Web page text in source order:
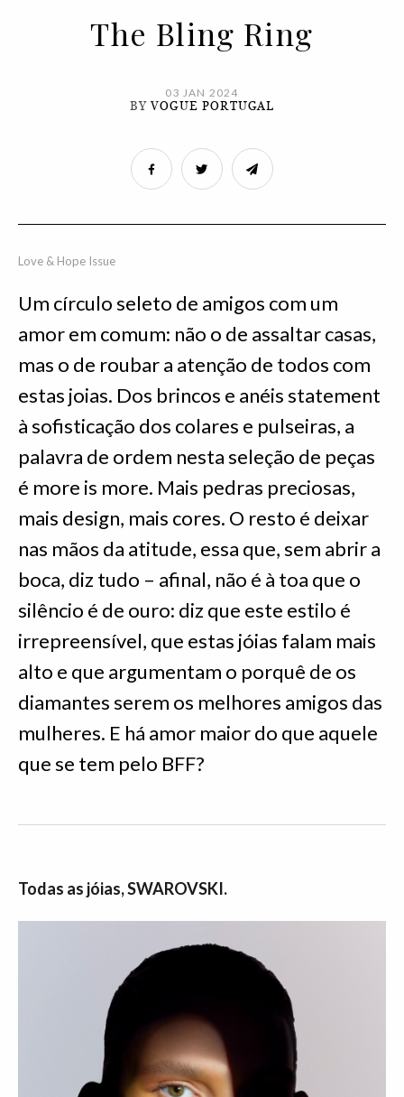
The Bling Ring
03 JAN 2024
BYVOGUE PORTUGAL
Love & Hope Issue
Um círculo seleto de amigos com um
amor em comum: não o de assaltar casas,
mas o de roubar a atenção de todos com
estas joias. Dos brincos e anéis statement
à sofisticação dos colares e pulseiras, a
palavra de ordem nesta seleção de peças
é more is more. Mais pedras preciosas,
mais design, mais cores. O resto é deixar
nas mãos da atitude, essa que, sem abrir a
boca, diz tudo – afinal, não é à toa que o
silêncio é de ouro: diz que este estilo é
irrepreensível, que estas jóias falam mais
alto e que argumentam o porquê de os
diamantes serem os melhores amigos das
mulheres. E há amor maior do que aquele
que se tem pelo BFF?
Todas as jóias, SWAROVSKI.